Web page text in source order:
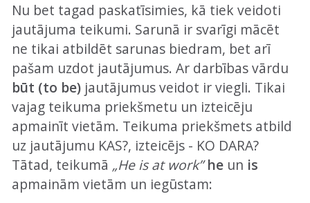
Nu bet tagad paskatīsimies, kā tiek veidoti
jautājuma teikumi. Sarunā ir svarīgi mācēt
ne tikai atbildēt sarunas biedram, bet arī
pašam uzdot jautājumus. Ar darbības vārdu
būt (to be)jautājumus veidot ir viegli. Tikai
vajag teikuma priekšmetu un izteicēju
apmainīt vietām. Teikuma priekšmets atbild
uz jautājumu KAS?, izteicējs - KO DARA?
Tātad, teikumā „He is at work” heun is
apmainām vietām un iegūstam: